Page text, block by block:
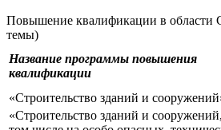
Повышение квалификации в области
темы)
Название программы повышения
квалификации
«Строительство зданий и
«Строительство зданий и